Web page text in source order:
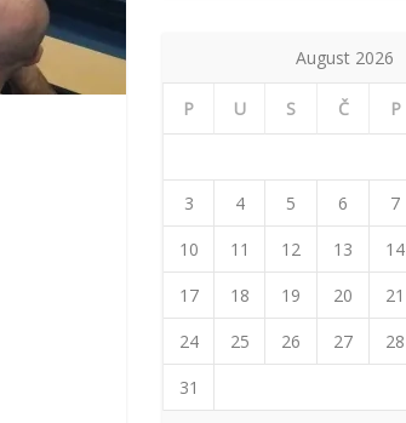
August 2026
P U S Č P
3
4 5 6 7
10
11 12 13 14
17
18 19 20 21
24
25 26 27 28
31